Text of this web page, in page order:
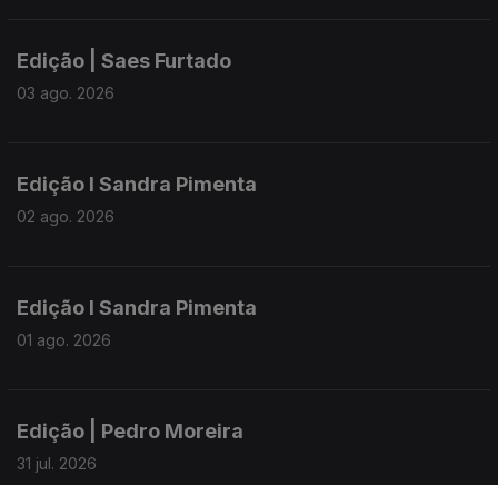
Edição | Saes Furtado
03 ago. 2026
Edição I Sandra Pimenta
02 ago. 2026
Edição I Sandra Pimenta
01 ago. 2026
Edição | Pedro Moreira
31 jul. 2026